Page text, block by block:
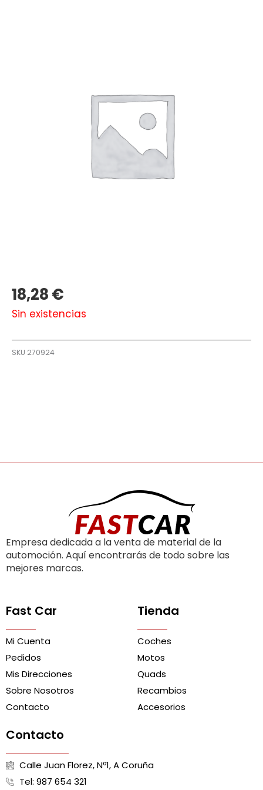
18,28€
Sin existencias
SKU 270924
Empresa dedicada a la venta de material de la
automoción. Aquí encontrarás de todo sobre las
mejores marcas.
Fast Car
Mi Cuenta
Pedidos
Mis Direcciones
Sobre Nosotros
Contacto
Tienda
Coches
Motos
Quads
Recambios
Accesorios
Contacto
Calle Juan Florez, Nº1, A Coruña
Tel: 987 654 321